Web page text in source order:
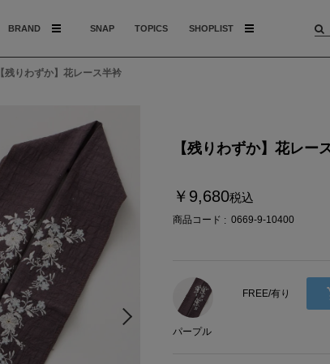
BRAND SNAP TOPICS SHOPLIST
【残りわずか】花レース半衿
【残りわずか】花レー
￥9,680税込
商品コード 0669-9-10400
パープル
FREE/有り